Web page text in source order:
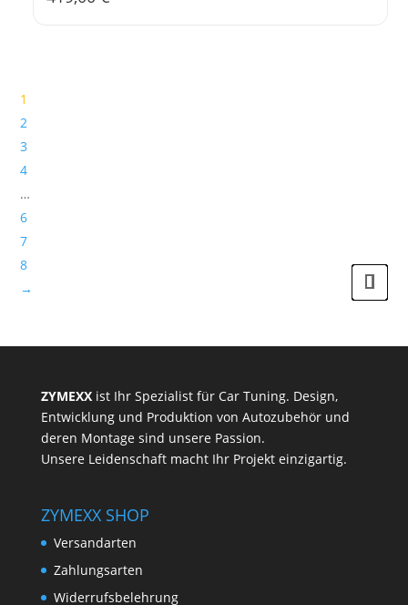
1
2
3
4
…
6
7
8
→
ZYMEXXist Ihr Spezialist für Car Tuning. Design,
Entwicklung und Produktion von Autozubehör und
deren Montage sind unsere Passion.
Unsere Leidenschaft macht Ihr Projekt einzigartig.
ZYMEXX SHOP
Versandarten
Zahlungsarten
Widerrufsbelehrung